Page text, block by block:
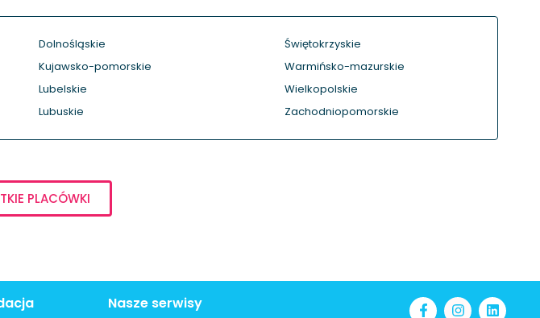
Dolnośląskie
Kujawsko-pomorskie
Lubelskie
Lubuskie
Świętokrzyskie
Warmińsko-mazurskie
Wielkopolskie
Zachodniopomorskie
PLACÓWKI
Nasze serwisy